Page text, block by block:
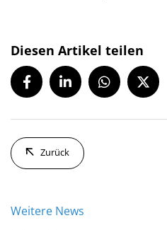
Diesen Artikel teilen
Zurück
Weitere News